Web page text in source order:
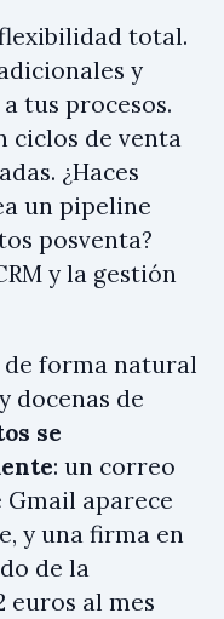
total.
y
tus procesos.
ciclos de venta
¿Haces
un pipeline
posventa?
y la gestión
forma natural
docenas de
se
: un correo
aparece
y una firma en
de la
euros al mes